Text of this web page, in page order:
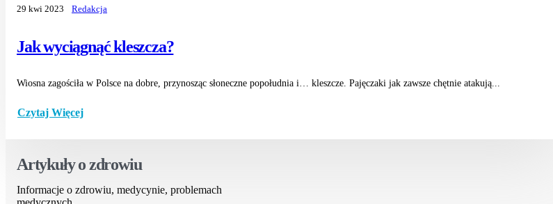
Jak wyciągnąć kleszcza?
29 kwi 2023 Redakcja
Wiosna zagościła w Polsce na dobre, przynosząc słoneczne popołudnia i… kleszcze. Pajęczaki jak zawsze chętnie atakują...
Czytaj Więcej
Artykuły o zdrowiu
Informacje o zdrowiu, medycynie, problemach